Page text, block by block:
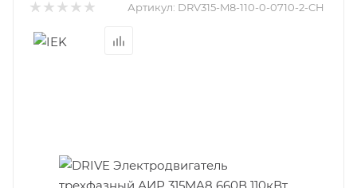
Артикул: DRV315-M8-110-0-0710-2-CH